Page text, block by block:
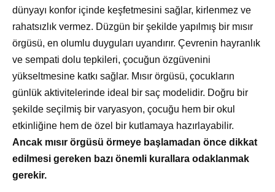
dünyayı konfor içinde keşfetmesini sağlar, kirlenmez ve
rahatsızlık vermez. Düzgün bir şekilde yapılmış bir mısır
örgüsü, en olumlu duyguları uyandırır. Çevrenin hayranlık
ve sempati dolu tepkileri, çocuğun özgüvenini
yükseltmesine katkı sağlar. Mısır örgüsü, çocukların
günlük aktivitelerinde ideal bir saç modelidir. Doğru bir
şekilde seçilmiş bir varyasyon, çocuğu hem bir okul
etkinliğine hem de özel bir kutlamaya hazırlayabilir.
Ancak mısır örgüsü örmeye başlamadan önce dikkat
edilmesi gereken bazı önemli kurallara odaklanmak
gerekir.